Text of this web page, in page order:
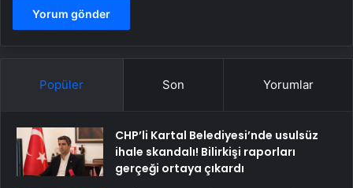
Popüler Son Yorumlar
CHP’li Kartal Belediyesi’nde usulsüz
ihale skandalı! Bilirkişi raporları
gerçeği ortaya çıkardı